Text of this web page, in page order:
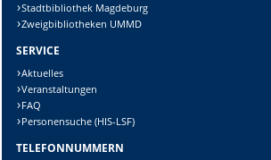
Stadtbibliothek Magdeburg
Zweigbibliotheken UMMD
SERVICE
Aktuelles
Veranstaltungen
FAQ
Personensuche (HIS-LSF)
TELEFONNUMMERN